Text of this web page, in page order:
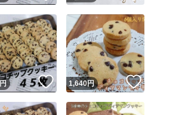
円 いいね！
1,640円 いいね！